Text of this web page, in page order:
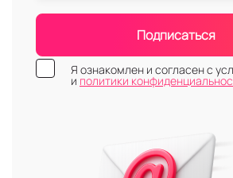
Подписаться
Я ознакомлен и согласен с
и политики